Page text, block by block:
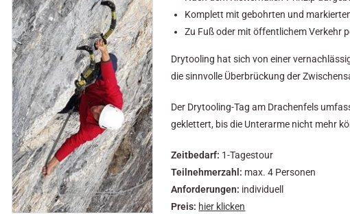
Komplett mit gebohrten und
Zu Fuß oder mit öffentlichem Verkehr
Drytooling hat sich von einer
die sinnvolle Überbrückung der
Der Drytooling-Tag am Drachenfels
geklettert, bis die Unterarme nicht mehr
Zeitbedarf: 1-Tagestour
Teilnehmerzahl: max. 4 Personen
Anforderungen: individuell
Preis: hier klicken